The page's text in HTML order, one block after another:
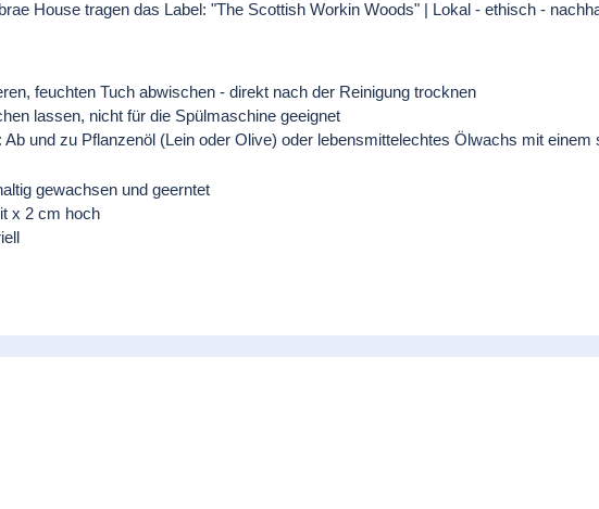
House tragen das Label: "The Scottish Workin Woods" | Lokal - ethisch -
feuchten Tuch abwischen - direkt nach der Reinigung trocknen
lassen, nicht für die Spülmaschine geeignet
und zu Pflanzenöl (Lein oder Olive) oder lebensmittelechtes Ölwachs mit
gewachsen und geerntet
x 2 cm hoch